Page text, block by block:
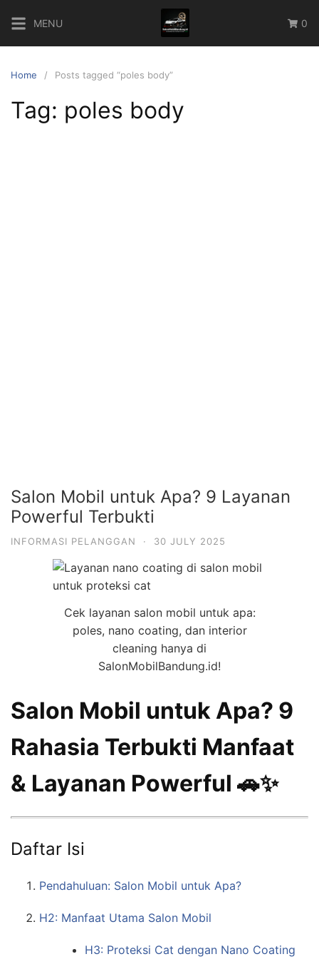
content
MENU 0
Home Posts tagged “poles body”
Tag: poles body
Salon Mobil untuk Apa? 9 Layanan
Powerful Terbukti
INFORMASI PELANGGAN · 30 JULY 2025
Cek layanan salon mobil untuk apa:
poles, nano coating, dan interior
cleaning hanya di
SalonMobilBandung.id!
Salon Mobil untuk Apa? 9
Rahasia Terbukti Manfaat
& Layanan Powerful 🚗✨
Daftar Isi
Pendahuluan: Salon Mobil untuk Apa?
H2: Manfaat Utama Salon Mobil
H3: Proteksi Cat dengan Nano Coating